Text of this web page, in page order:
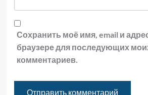
Сохранить моё имя, email и
браузере для последующих
комментариев.